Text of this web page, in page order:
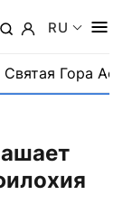
RU
Святая Гора